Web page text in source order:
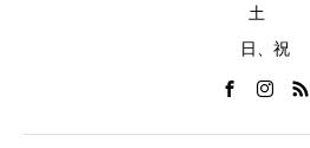
土 不
日、祝